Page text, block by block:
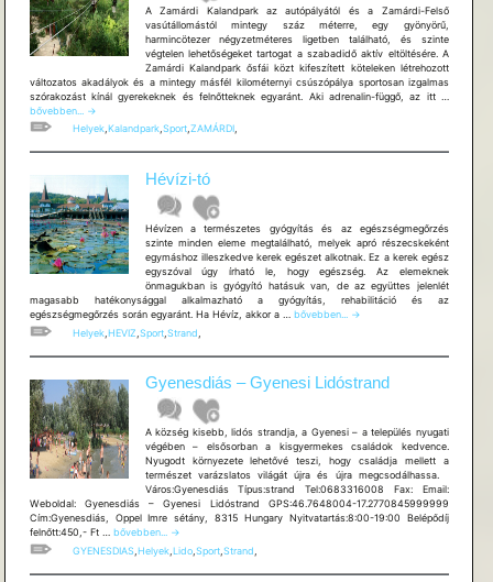
A Zamárdi Kalandpark az autópályától és a Zamárdi-Felső
vasútállomástól mintegy száz méterre, egy gyönyörű,
harmincötezer négyzetméteres ligetben található, és szinte
végtelen lehetőségeket tartogat a szabadidő aktív eltöltésére. A
Zamárdi Kalandpark ősfái közt kifeszített köteleken létrehozott
változatos akadályok és a mintegy másfél kilométernyi csúszópálya sportosan izgalmas
szórakozást kínál gyerekeknek és felnőtteknek egyaránt. Aki adrenalin-függő, az itt …
bővebben...
→
Helyek,Kalandpark,Sport,ZAMÁRDI,
Hévízi-tó
Hévízen a természetes gyógyítás és az egészségmegőrzés
szinte minden eleme megtalálható, melyek apró részecskeként
egymáshoz illeszkedve kerek egészet alkotnak. Ez a kerek egész
egyszóval úgy írható le, hogy egészség. Az elemeknek
önmagukban is gyógyító hatásuk van, de az együttes jelenlét
magasabb hatékonysággal alkalmazható a gyógyítás, rehabilitáció és az
egészségmegőrzés során egyaránt. Ha Hévíz, akkor a … Hévízi-
bővebben...
→
Helyek, HEVIZ Sport, Strand
Gyenesdiás – Gyenesi Lidóstrand
A község kisebb, lidós strandja, a Gyenesi – a település nyugati
végében – elsősorban a kisgyermekes családok kedvence.
Nyugodt környezete lehetővé teszi, hogy családja mellett a
természet varázslatos világát újra és újra megcsodálhassa.
Város:Gyenesdiás Típus:strand Tel:0683316008 Fax: Email:
Weboldal: Gyenesdiás – Gyenesi Lidóstrand GPS:46.7648004-17.2770845999999
Cím:Gyenesdiás, Oppel Imre sétány, 8315 Hungary Nyitvatartás:8:00-19:00 Belépődíj
felnőtt:450,- Ft … Gyenesdiás
–
Gyenesi
Lidóstrand
bővebben...
→
GYENESDIAS, Helyek, Lido, Sport, Strand